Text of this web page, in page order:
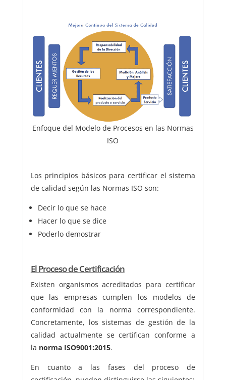
Enfoque del Modelo de Procesos en las Normas
ISO
Los principios básicos para certificar el sistema
de calidad según las Normas ISO son:
Decir lo que se hace
Hacer lo que se dice
Poderlo demostrar
El Proceso de Certificación
Existen organismos acreditados para certificar
que las empresas cumplen los modelos de
conformidad con la norma correspondiente.
Concretamente, los sistemas de gestión de la
calidad actualmente se certifican conforme a
la norma ISO9001:2015.
En cuanto a las fases del proceso de